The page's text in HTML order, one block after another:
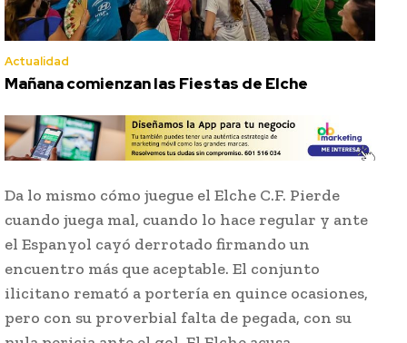
Actualidad
Mañana comienzan las Fiestas de Elche
Da lo mismo cómo juegue el Elche C.F. Pierde
cuando juega mal, cuando lo hace regular y ante
el Espanyol cayó derrotado firmando un
encuentro más que aceptable. El conjunto
ilicitano remató a portería en quince ocasiones,
pero con su proverbial falta de pegada, con su